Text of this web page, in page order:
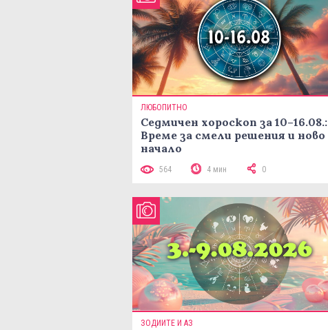
ЛЮБОПИТНО
Седмичен хороскоп за 10–16.08.:
Време за смели решения и ново
начало
564 4 мин 0
ЗОДИИТЕ И АЗ